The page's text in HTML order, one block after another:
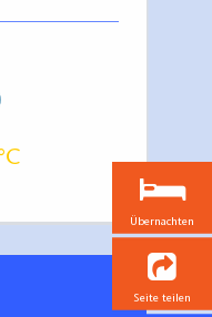
Übernachten
Seite teilen